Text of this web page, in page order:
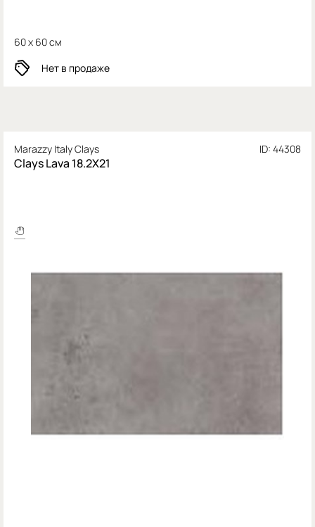
60 x 60 см
Нет в продаже
Marazzy Italy Clays ID: 44308
Clays Lava 18.2X21